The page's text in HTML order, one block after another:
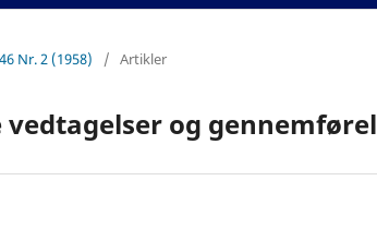
Nr. 2 (1958) / Artikler
og